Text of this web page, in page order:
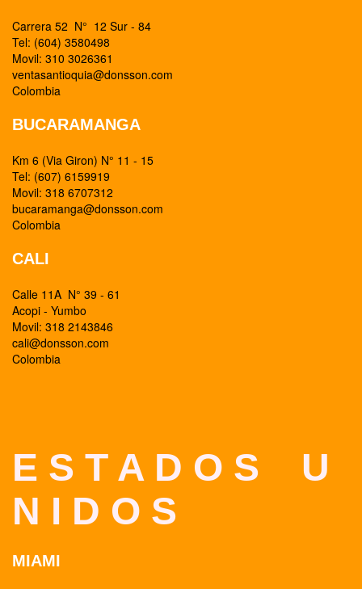
Carrera 52 N° 12 Sur - 84
Tel: (604) 3580498
Movil: 310 3026361
ventasantioquia@donsson.com
Colombia
BUCARAMANGA
Km 6 (Via Giron) N° 11 - 15
Tel: (607) 6159919
Movil: 318 6707312
bucaramanga@donsson.com
Colombia
CALI
Calle 11A N° 39 - 61
Acopi - Yumbo
Movil: 318 2143846
cali@donsson.com
Colombia
E S T A D O S U
N I D O S
MIAMI